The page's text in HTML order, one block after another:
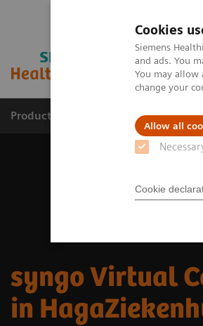
Cookies
Siemens
and ads. You
You may allow
change your
Allow all
Cookie
Products & Services
syngo Virtual
in